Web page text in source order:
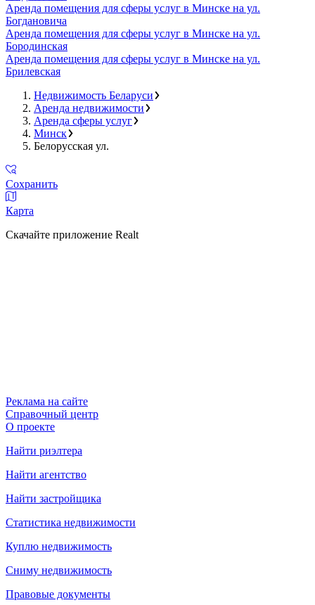
Аренда помещения для сферы услуг в Минске на ул.
Богдановича
Аренда помещения для сферы услуг в Минске на ул.
Бородинская
Аренда помещения для сферы услуг в Минске на ул.
Брилевская
Недвижимость Беларуси
Аренда недвижимости
Аренда сферы услуг
Минск
Белорусская ул.
Сохранить
Карта
Скачайте приложение Realt
Реклама на сайте
Справочный центр
О проекте
Найти риэлтера
Найти агентство
Найти застройщика
Статистика недвижимости
Куплю недвижимость
Сниму недвижимость
Правовые документы